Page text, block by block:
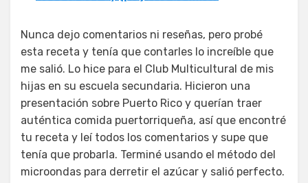
Nunca dejo comentarios ni reseñas, pero probé
esta receta y tenía que contarles lo increíble que
me salió. Lo hice para el Club Multicultural de mis
hijas en su escuela secundaria. Hicieron una
presentación sobre Puerto Rico y querían traer
auténtica comida puertorriqueña, así que encontré
tu receta y leí todos los comentarios y supe que
tenía que probarla. Terminé usando el método del
microondas para derretir el azúcar y salió perfecto.